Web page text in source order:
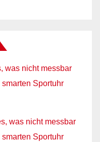
was nicht messbar
Sportuhr
was nicht messbar
Sportuhr